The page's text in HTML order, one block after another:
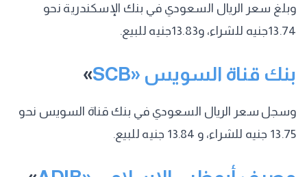
وبلغ سعر الريال السعودي في بنك الإسكندرية نحو
13.74جنيه للشراء، و13.83جنيه للبيع.
بنك قناة السويس «SCB »
وسجل سعر الريال السعودي في بنك قناة السويس نحو
13.75 جنيه للشراء، و 13.84 جنيه للبيع.